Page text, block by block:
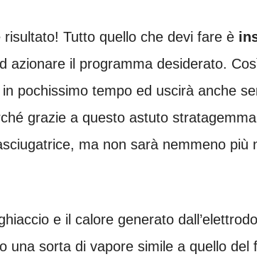
risultato! Tutto quello che devi fare è
azionare il programma desiderato.
pochissimo tempo ed uscirà anche
grazie a questo astuto
ma non sarà nemmeno
e il calore generato
una sorta di vapore simile a quello